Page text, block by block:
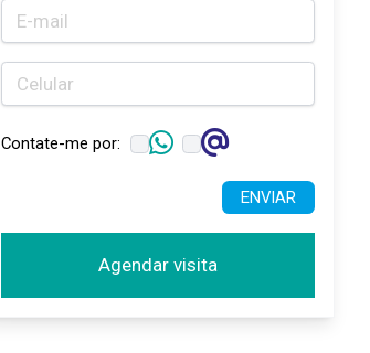
Contate-me por:
ENVIAR
Agendar visita